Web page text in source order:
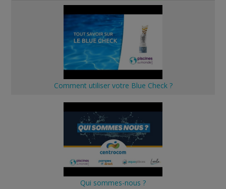
Comment utiliser votre Blue Check ?
Qui sommes-nous ?